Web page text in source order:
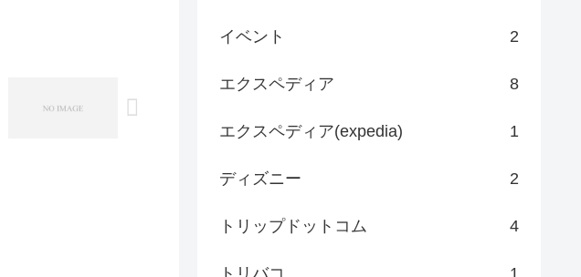
イベント 2
エクスペディア 8
エクスペディア(expedia) 1
ディズニー 2
トリップドットコム 4